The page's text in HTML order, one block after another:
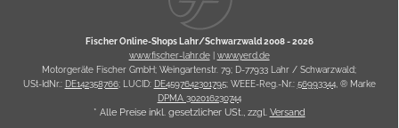
Fischer Online-Shops Lahr/Schwarzwald 2008 -2026
www.fischer-lahr.de| www.yerd.de
Motorgeräte Fischer GmbH; Weingartenstr. 79; D-77933 Lahr / Schwarzwald;
USt-IdNr.: DE142358766; LUCID: DE4597642301795; WEEE-Reg.-Nr.: 56993344, ® Marke
DPMA 302016230744
* Alle Preise inkl. gesetzlicher USt., zzgl. Versand